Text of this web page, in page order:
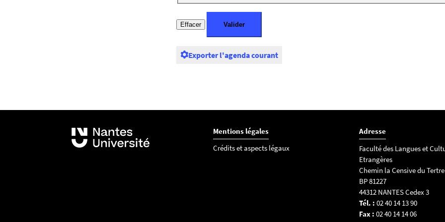
Exporter l'agenda courant
Mentions légales
Crédits et aspects légaux
Adresse
Faculté des Langues et
Etrangères
Chemin la Censive du Tertre
BP 81227
44312 NANTES Cedex 3
Tél. : 02 40 14 13 90
Fax : 02 40 14 14 06